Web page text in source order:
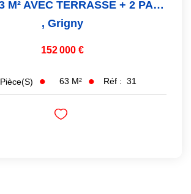
T3 DE 63 M² AVEC TERRASSE + 2 PARKING
, Grigny
152 000 €
Pièce(s) 63 M² Réf : 31